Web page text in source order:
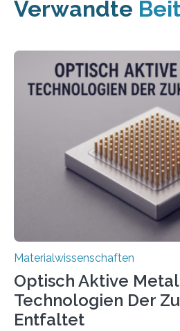
Verwandte
Materialwissenschaften
Optisch Aktive
Technologien Der
Entfaltet